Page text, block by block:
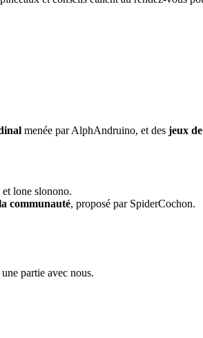
menée par AlphAndruino, et des jeux
lone slonono.
communauté, proposé par SpiderCochon.
partie avec nous.